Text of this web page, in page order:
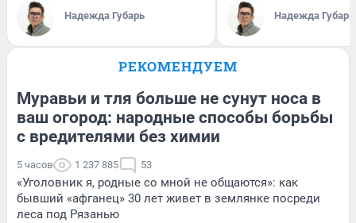
Надежда Губарь Надежда Губарь
РЕКОМЕНДУЕМ
Муравьи и тля больше не сунут носа в
ваш огород: народные способы борьбы
с вредителями без химии
5 часов 1 237 885 53
«Уголовник я, родные со мной не общаются»: как
бывший «афганец» 30 лет живет в землянке посреди
леса под Рязанью